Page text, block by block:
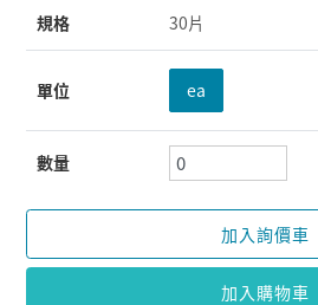
規格 30片
單位 ea
數量
加入詢價車
加入購物車